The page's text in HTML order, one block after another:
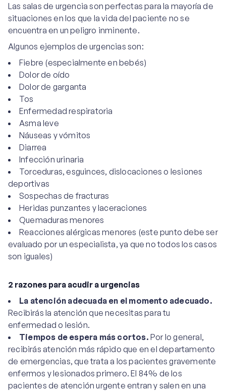
Las salas de urgencia son perfectas para la mayoría de
situaciones en los que la vida del paciente no se
encuentra en un peligro inminente.
Algunos ejemplos de urgencias son:
Fiebre (especialmente en bebés)
Dolor de oído
Dolor de garganta
Tos
Enfermedad respiratoria
Asma leve
Náuseas y vómitos
Diarrea
Infección urinaria
Torceduras, esguinces, dislocaciones o lesiones
deportivas
Sospechas de fracturas
Heridas punzantes y laceraciones
Quemaduras menores
Reacciones alérgicas menores (este punto debe ser
evaluado por un especialista, ya que no todos los casos
son iguales)
2 razones para acudir a urgencias
La atención adecuada en el momento adecuado.
Recibirás la atención que necesitas para tu
enfermedad o lesión.
Tiempos de espera más cortos. Por lo general,
recibirás atención más rápido que en el departamento
de emergencias, que trata a los pacientes gravemente
enfermos y lesionados primero. El 84% de los
pacientes de atención urgente entran y salen en una